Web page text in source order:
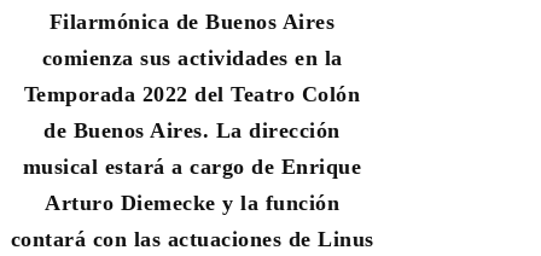
Filarmónica de Buenos Aires
comienza sus actividades en la
Temporada 2022 del Teatro Colón
de Buenos Aires. La dirección
musical estará a cargo de Enrique
Arturo Diemecke y la función
contará con las actuaciones de Linus